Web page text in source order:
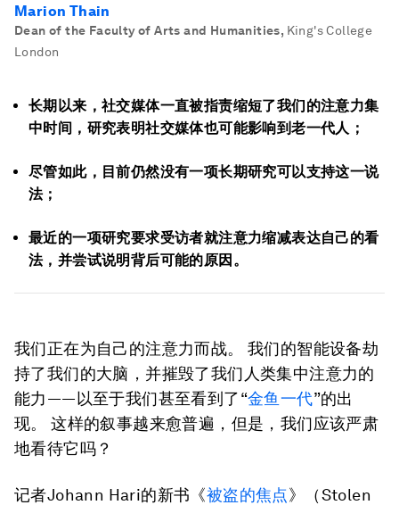
Marion Thain
Dean of the Faculty of Arts and Humanities, King's College
London
长期以来，社交媒体一直被指责缩短了我们的注意力集
中时间，研究表明社交媒体也可能影响到老一代人；
尽管如此，目前仍然没有一项长期研究可以支持这一说
法；
最近的一项研究要求受访者就注意力缩减表达自己的看
法，并尝试说明背后可能的原因。
我们正在为自己的注意力而战。 我们的智能设备劫
持了我们的大脑，并摧毁了我们人类集中注意力的
能力——以至于我们甚至看到了“金鱼一代”的出
现。 这样的叙事越来愈普遍，但是，我们应该严肃
地看待它吗？
记者Johann Hari的新书《被盗的焦点》（Stolen